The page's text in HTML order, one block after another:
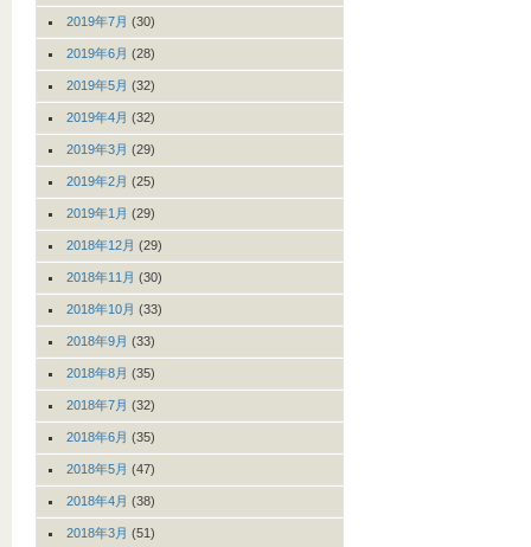
2019年7月 (30)
2019年6月 (28)
2019年5月 (32)
2019年4月 (32)
2019年3月 (29)
2019年2月 (25)
2019年1月 (29)
2018年12月 (29)
2018年11月 (30)
2018年10月 (33)
2018年9月 (33)
2018年8月 (35)
2018年7月 (32)
2018年6月 (35)
2018年5月 (47)
2018年4月 (38)
2018年3月 (51)